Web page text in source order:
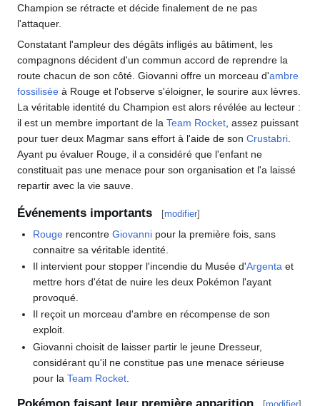
Champion se rétracte et décide finalement de ne pas
l'attaquer.
Constatant l'ampleur des dégâts infligés au bâtiment, les
compagnons décident d'un commun accord de reprendre la
route chacun de son côté. Giovanni offre un morceau d'ambre
fossilisée à Rouge et l'observe s'éloigner, le sourire aux lèvres.
La véritable identité du Champion est alors révélée au lecteur :
il est un membre important de la Team Rocket , assez puissant
pour tuer deux Magmar sans effort à l'aide de son Crustabri
Ayant pu évaluer Rouge, il a considéré que l'enfant ne
constituait pas une menace pour son organisation et l'a laissé
repartir avec la vie sauve.
Événements importants [modifier]
Rouge rencontreGiovanni pour la première fois, sans
connaitre sa véritable identité.
Il intervient pour stopper l'incendie du Musée d'Argenta et
mettre hors d'état de nuire les deux Pokémon l'ayant
provoqué.
Il reçoit un morceau d'ambre en récompense de son
exploit.
Giovanni choisit de laisser partir le jeune Dresseur,
considérant qu'il ne constitue pas une menace sérieuse
pour laTeam Rocket